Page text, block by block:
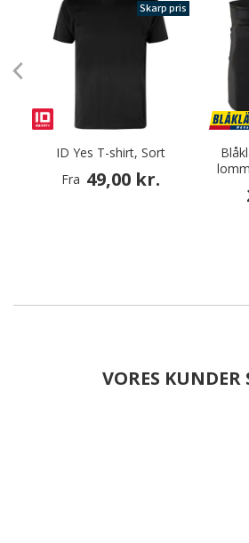
Skarp pris
ID Yes T-shirt, Sort
Fra 49,00 kr.
VORES KUNDER